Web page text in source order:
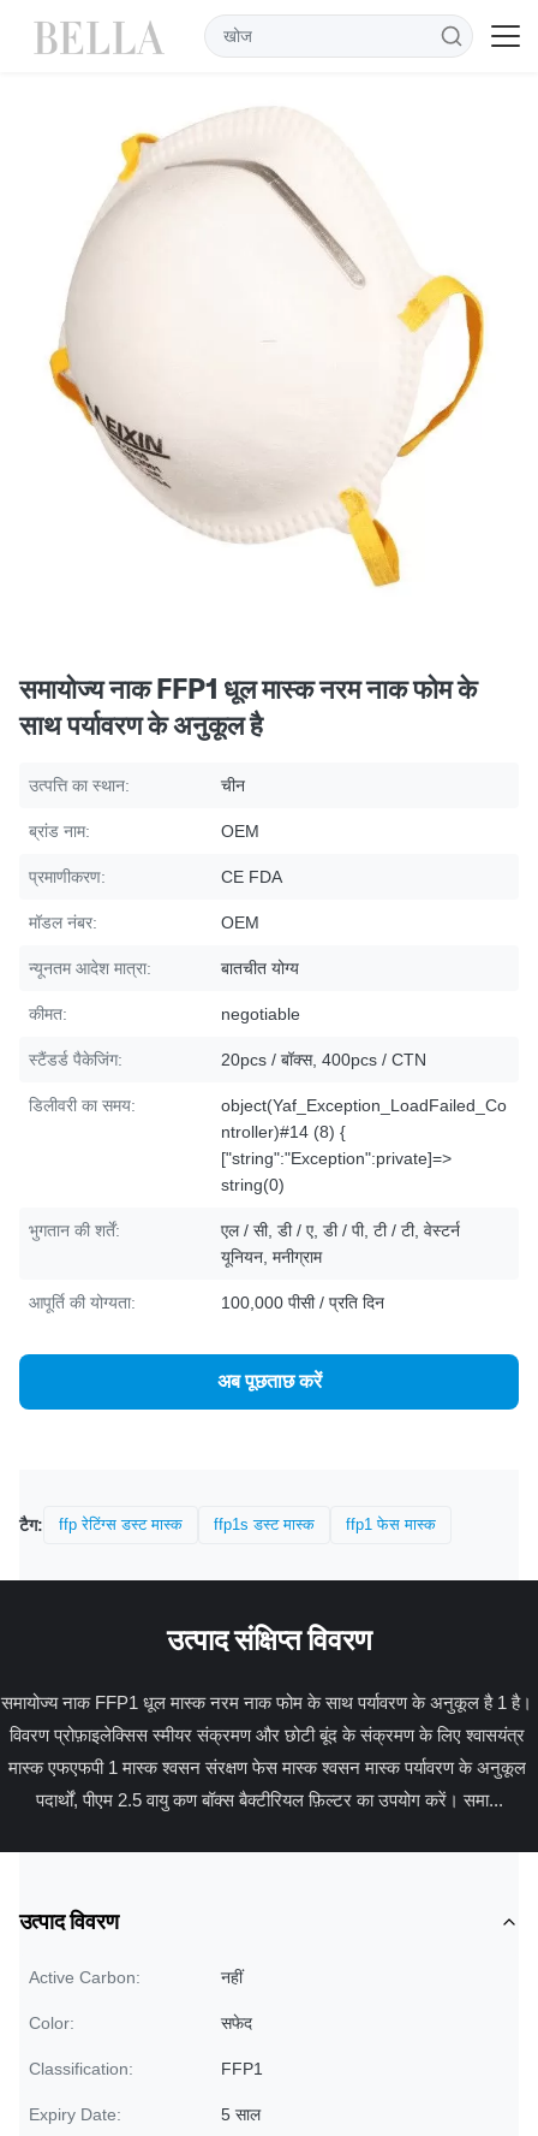
समायोज्य नाक FFP1 धूल मास्क नरम नाक फोम के
साथ पर्यावरण के अनुकूल है
उत्पत्ति का स्थान: चीन
ब्रांड नाम: OEM
प्रमाणीकरण: CE FDA
मॉडल नंबर: OEM
न्यूनतम आदेश मात्रा: बातचीत योग्य
कीमत: negotiable
स्टैंडर्ड पैकेजिंग: 20pcs / बॉक्स, 400pcs / CTN
डिलीवरी का समय:
object(Yaf_Exception_LoadFailed_Co
ntroller)#14 (8) {
["string":"Exception":private]=>
string(0)
भुगतान की शर्तें:
एल / सी, डी / ए, डी / पी, टी / टी, वेस्टर्न
यूनियन, मनीग्राम
आपूर्ति की योग्यता: 100,000 पीसी / प्रति दिन
अब पूछताछ करें
टैग: ffp रेटिंग्स डस्ट मास्क ffp1s डस्ट मास्क ffp1 फेस मास्क
उत्पाद संक्षिप्त विवरण
समायोज्य नाक FFP1 धूल मास्क नरम नाक फोम के साथ पर्यावरण के अनुकूल है 1 है।
विवरण प्रोफ़ाइलेक्सिस स्मीयर संक्रमण और छोटी बूंद के संक्रमण के लिए श्वासयंत्र
मास्क एफएफपी 1 मास्क श्वसन संरक्षण फेस मास्क श्वसन मास्क पर्यावरण के अनुकूल
पदार्थों, पीएम 2.5 वायु कण बॉक्स बैक्टीरियल फ़िल्टर का उपयोग करें। समा...
उत्पाद विवरण
Active Carbon: नहीं
Color: सफेद
Classification: FFP1
Expiry Date: 5 साल